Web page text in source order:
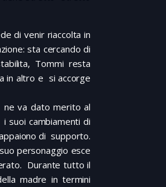
di venir riaccolta in
sta cercando di
Tommi resta
in altro e si accorge
ne va dato merito al
suoi cambiamenti di
di supporto.
personaggio esce
Durante tutto il
madre in termini